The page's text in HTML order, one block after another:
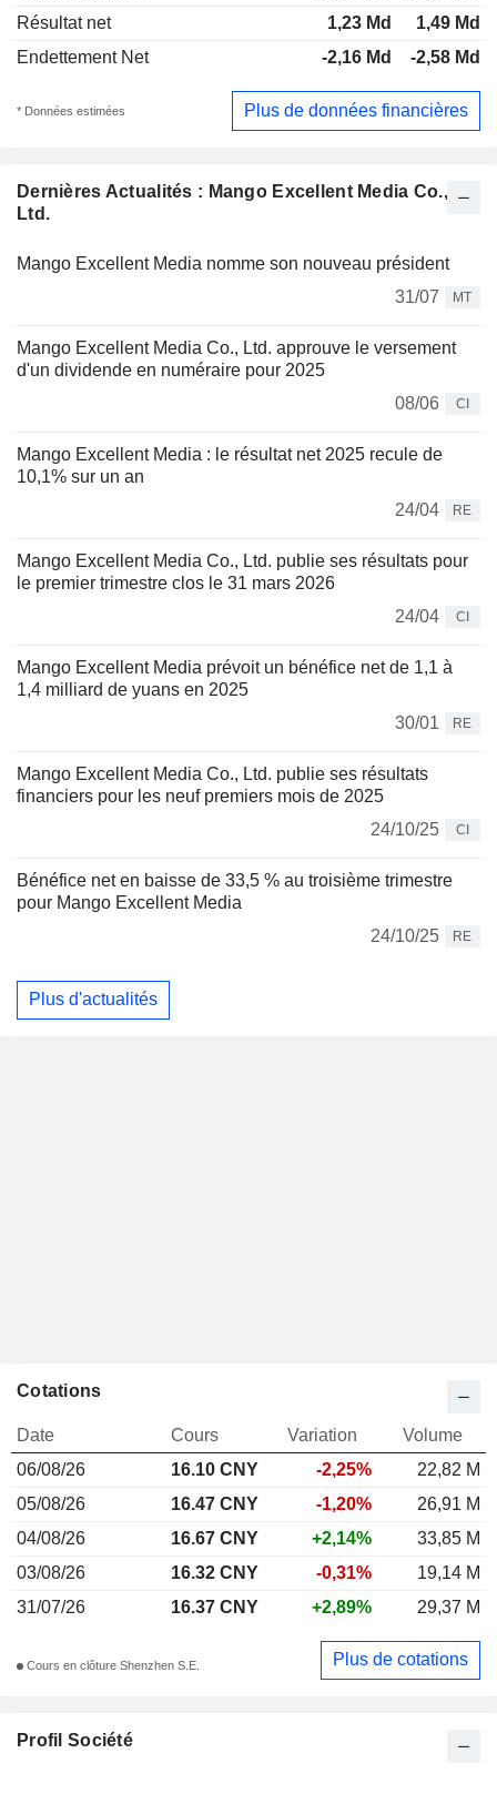
Dernières Actualités : Mango Excellent Media Co.,
Ltd.
Mango Excellent Media nomme son nouveau président
31/07
MT
Mango Excellent Media Co., Ltd. approuve le versement
d'un dividende en numéraire pour 2025
08/06
CI
Mango Excellent Media : le résultat net 2025 recule de
10,1% sur un an
24/04
RE
Mango Excellent Media Co., Ltd. publie ses résultats pour
le premier trimestre clos le 31 mars 2026
24/04
CI
Mango Excellent Media prévoit un bénéfice net de 1,1 à
1,4 milliard de yuans en 2025
30/01
RE
Mango Excellent Media Co., Ltd. publie ses résultats
financiers pour les neuf premiers mois de 2025
24/10/25
CI
Bénéfice net en baisse de 33,5 % au troisième trimestre
pour Mango Excellent Media
24/10/25
RE
Plus d'actualités
Résultat net
1,23 Md
1,49 Md
Endettement Net
-2,16 Md -2,58 Md
* Données estimées Plus de données financières
Profil Société
Cotations
Date Cours Variation
Volume
06/08/26
16.10 CNY -2,25%
22,82 M
05/08/26
16.47 CNY -1,20%
26,91 M
04/08/26
16.67 CNY +2,14%
33,85 M
03/08/26
16.32 CNY -0,31%
19,14 M
31/07/26
16.37 CNY +2,89% 29,37 M
Cours en clôture Shenzhen S.E. Plus de cotations